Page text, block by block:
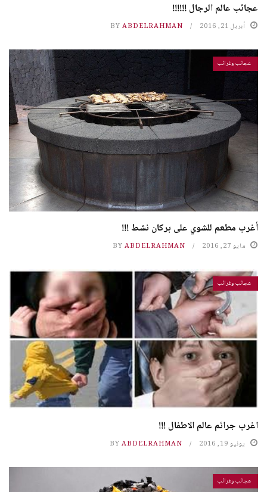
عجائب عالم الرجال !!!!!!
أبريل 21, 2016 BY ABDELRAHMAN
عجائب وغرائب
أغرب مطعم للشوي على بركان نشط !!!
مايو 27, 2016 BY ABDELRAHMAN
عجائب وغرائب
اغرب جرائم عالم الاطفال !!!
يونيو 19, 2016 BY ABDELRAHMAN
عجائب وغرائب